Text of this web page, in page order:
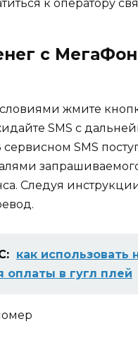
к оператору
с
жмите
SMS с
SMS
Следуя
как использовать
оплаты в гугл плей